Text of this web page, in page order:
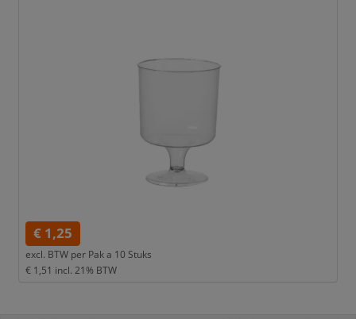
€ 1,25
excl. BTW per Pak a 10 Stuks
€ 1,51 incl. 21% BTW